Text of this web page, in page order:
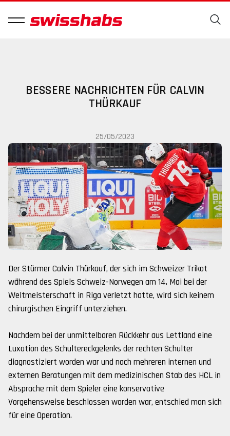
BESSERE NACHRICHTEN FÜR CALVIN
THÜRKAUF
25/05/2023
Der Stürmer Calvin Thürkauf, der sich im Schweizer Trikot
während des Spiels Schweiz-Norwegen am 14. Mai bei der
Weltmeisterschaft in Riga verletzt hatte, wird sich keinem
chirurgischen Eingriff unterziehen.
Nachdem bei der unmittelbaren Rückkehr aus Lettland eine
Luxation des Schultereckgelenks der rechten Schulter
diagnostiziert worden war und nach mehreren internen und
externen Beratungen mit dem medizinischen Stab des HCL in
Absprache mit dem Spieler eine konservative
Vorgehensweise beschlossen worden war, entschied man sich
für eine Operation.